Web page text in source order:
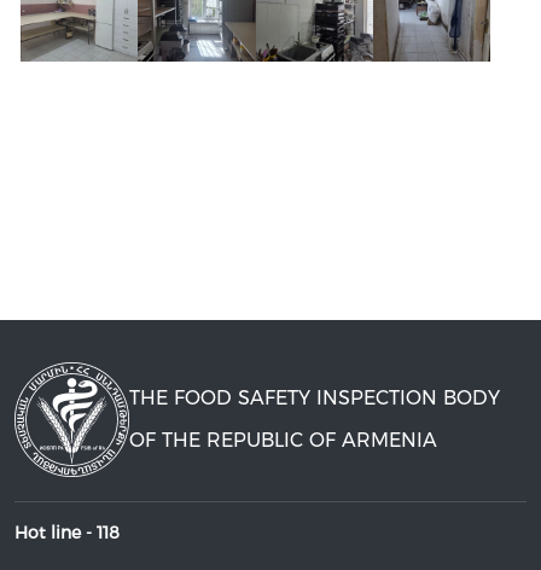
THE FOOD SAFETY INSPECTION BODY
OF THE REPUBLIC OF ARMENIA
Hot line - 118